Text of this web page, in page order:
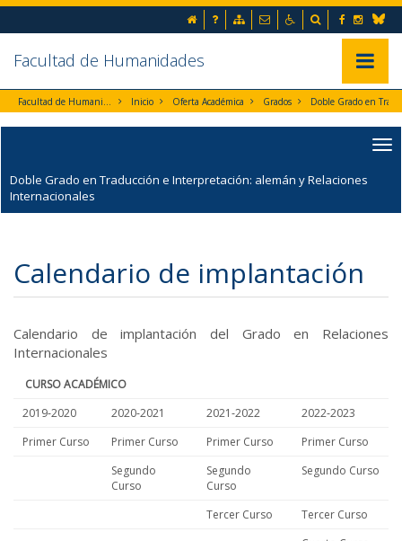
Ir al contenido principal de la página (alt + s)
Ir a la cabecera de la página (alt + c)
Ir al pie de la página (alt + p)
Ir al menú principal (alt + u)
Facebook
Inicio Preguntas frecuentes
Mapa webContactoAccesibilidad
Buscador
Facultad de Humanidades
Facultad de Humanidades Inicio Oferta Académica Grados
Doble Grado en Traducción e Interpretación: alemán y Relaciones
Internacionales
Calendario de implantación
Calendario de implantación del Grado en Relaciones
Internacionales
CURSO ACADÉMICO
2019‐2020
2020‐2021 2021‐2022
2022‐2023
Primer Curso
Primer Curso Primer Curso
Primer Curso
Segundo
Curso
Segundo
Curso
Segundo Curso
Tercer Curso
Tercer Curso